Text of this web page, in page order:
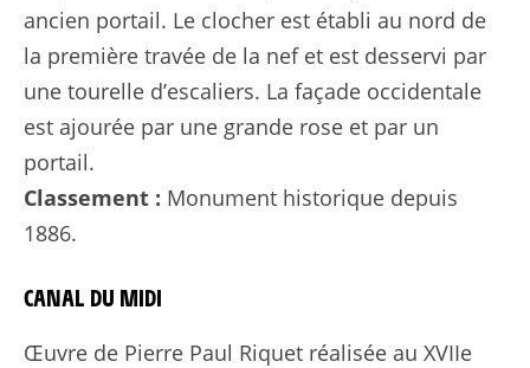
ancien portail. Le clocher est établi au nord de
la première travée de la nef et est desservi par
une tourelle d’escaliers. La façade occidentale
est ajourée par une grande rose et par un
portail.
Classement : Monument historique depuis
1886.
CANAL DU MIDI
Œuvre de Pierre Paul Riquet réalisée au XVIIe